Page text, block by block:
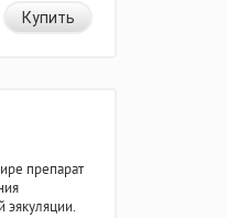
Купить
препарат